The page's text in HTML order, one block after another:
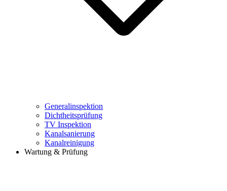
Generalinspektion
Dichtheitsprüfung
TV Inspektion
Kanalsanierung
Kanalreinigung
Wartung & Prüfung